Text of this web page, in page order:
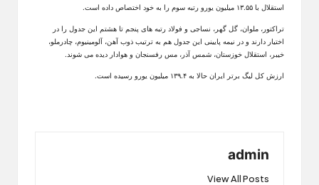
استقلال با ۱۳.۵۵ میلیون یورو رتبه سوم را به خود اختصاص داده است.
تراکتور، ملوان، گل گهر، نساجی و فولاد رتبه های پنجم تا هشتم این جدول را در
اختیار دارند و در نیمه پایینی این جدول هم به ترتیب ذوب آهن، آلومینیوم، چادرملو،
خیبر، استقلال خوزستان، شمس آذر، مس رفسنجان و هوادار دیده می شوند.
ارزش کل لیگ برتر ایران حالا به ۱۳۹.۴ میلیون یورو رسیده است.
admin
View All Posts